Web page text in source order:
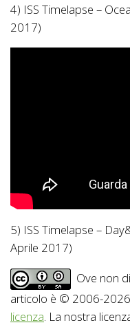
4) ISS Timelapse –
2017)
5) ISS Timelapse –
Aprile 2017)
Ove non
articolo è © 2006-2026
licenza. La nostra